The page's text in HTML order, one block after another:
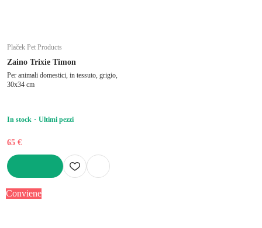
Plaček Pet Products
Zaino Trixie Timon
Per animali domestici, in tessuto, grigio,
30x34 cm
In stock Ultimi pezzi
65 €
Conviene